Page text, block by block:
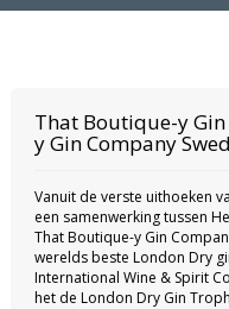
That Boutique-y
y Gin Company
Vanuit de verste uithoeken
een samenwerking tussen
That Boutique-y Gin
werelds beste London Dry
International Wine & Spirit
het de London Dry Gin